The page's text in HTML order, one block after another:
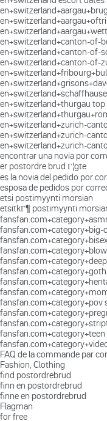
en+switzerland+canton-of-
en+switzerland+canton-of-
en+switzerland+canton-of-
en+switzerland+thurgau
en+switzerland+zurich-
en+switzerland+zurich-
en+switzerland+zurich-
encontrar una novia por
er postordre brud Г¦gte
es la novia del pedido por
esposa de pedidos por
etsi postimyynti morsian
etsitkГ¶ postimyynti
fansfan.com+category+big-
fansfan.com+category+pov
fansfan.com+category+teen
FAQ de la commande par
Fashion, Clothing
find postordrebrud
finn en postordrebrud
finne en postordrebrud
Flagman
for free